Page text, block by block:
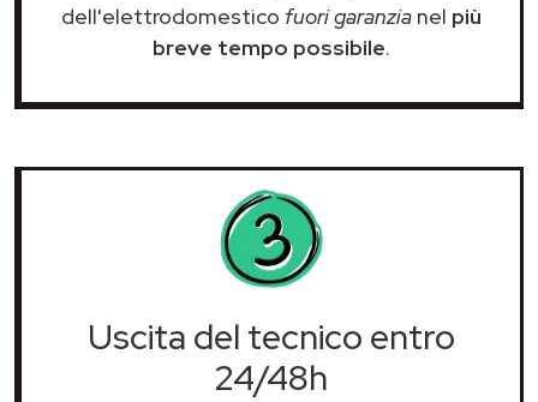
dell'elettrodomestico fuori garanzianel più
breve tempo possibile.
Uscita del tecnico entro
24/48h